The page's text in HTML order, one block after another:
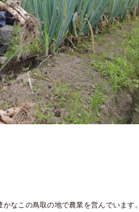
なこの鳥取の地で農業を営んでいます。